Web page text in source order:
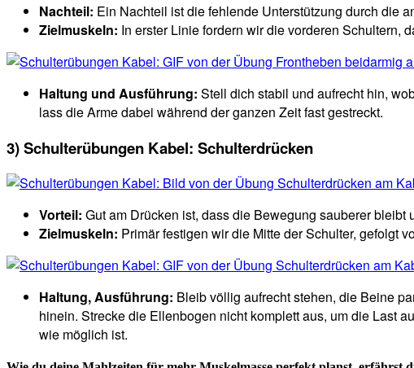
Nachteil: Ein Nachteil ist die fehlende Unterstützung durch die
Zielmuskeln: In erster Linie fordern wir die vorderen Schultern,
Haltung und Ausführung: Stell dich stabil und aufrecht hin,
lass die Arme dabei während der ganzen Zeit fast gestreckt.
3) Schulterübungen Kabel: Schulterdrücken
Vorteil: Gut am Drücken ist, dass die Bewegung sauberer
Zielmuskeln: Primär festigen wir die Mitte der Schulter, gefolgt
Haltung,Ausführung: Bleib völlig aufrecht stehen, die Beine
hinein. Strecke die Ellenbogen nicht komplett aus, um die Last
wie möglich ist.